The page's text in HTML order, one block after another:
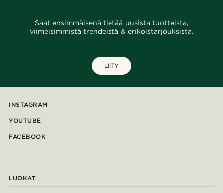
Saat ensimmäisenä tietää uusista tuotteista,
viimeisimmistä trendeistä & erikoistarjouksista.
LIITY
INSTAGRAM
YOUTUBE
FACEBOOK
LUOKAT